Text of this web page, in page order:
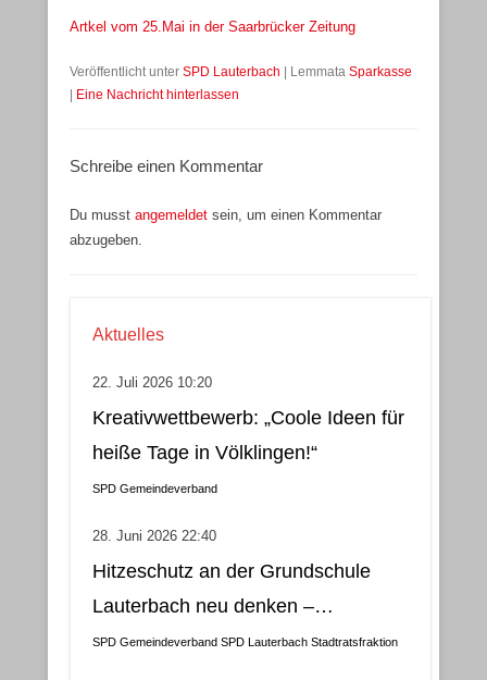
Artkel vom 25.Mai in der Saarbrücker Zeitung
Veröffentlicht unter SPD Lauterbach Lemmata Sparkasse
Eine Nachricht hinterlassen
Schreibe einen Kommentar
Du musst angemeldet sein, um einen Kommentar
abzugeben.
Aktuelles
22. Juli 2026 10:20
Kreativwettbewerb: „Coole Ideen für
heiße Tage in Völklingen!“
SPD Gemeindeverband
28. Juni 2026 22:40
Hitzeschutz an der Grundschule
Lauterbach neu denken –
Klimatisierung als wirtschaftliche
SPD Gemeindeverband SPD Lauterbach Stadtratsfraktion